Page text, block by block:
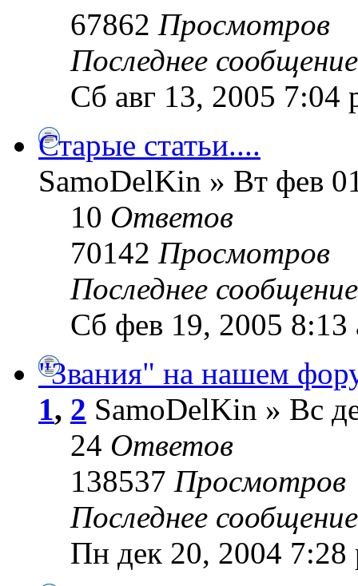
67862 Просмотров
Последнее
Сб авг 13, 2005 7:04
Старые статьи....
SamoDelKin » Вт фев
10 Ответов
70142 Просмотров
Последнее
Сб фев 19, 2005 8:13
"Звания" на нашем
1, 2 SamoDelKin » Вс
24 Ответов
138537 Просмотров
Последнее
Пн дек 20, 2004 7:28